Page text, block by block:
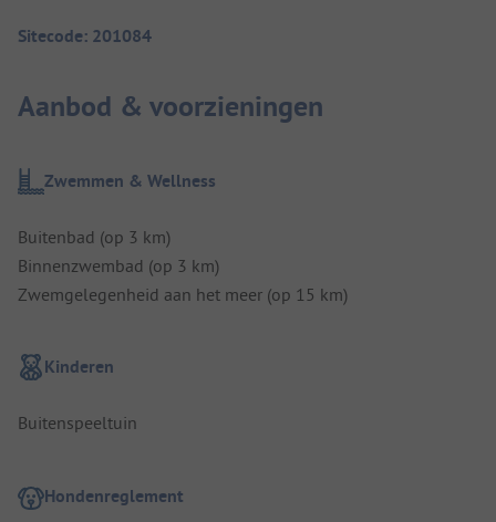
Sitecode: 201084
Aanbod & voorzieningen
Zwemmen & Wellness
Buitenbad (op 3 km)
Binnenzwembad (op 3 km)
Zwemgelegenheid aan het meer (op 15 km)
Kinderen
Buitenspeeltuin
Hondenreglement